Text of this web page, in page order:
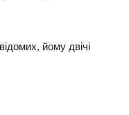
йому двічі